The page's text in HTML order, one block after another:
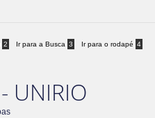
2 Ir para a Busca 3 Ir para o rodapé 4
- UNIRIO